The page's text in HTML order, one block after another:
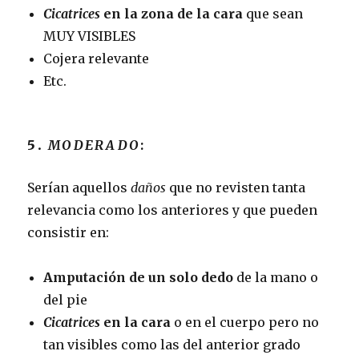
Cicatrices en la zona de la cara que sean
MUY VISIBLES
Cojera relevante
Etc.
5.MODERADO:
Serían aquellosdaños que no revisten tanta
relevancia como los anteriores y que pueden
consistir en:
Amputación de un solo dedo de la mano o
del pie
Cicatrices en la cara o en el cuerpo pero no
tan visibles como las del anterior grado